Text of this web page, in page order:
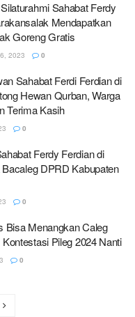
Sahabat Ferdy
Mendapatkan
Goreng Gratis
2023 0
Sahabat Ferdi Ferdian di
Hewan Qurban, Warga
Terima Kasih
0
Ferdy Ferdian di
DPRD Kabupaten
0
Bisa Menangkan Caleg
Pileg 2024 Nanti
0